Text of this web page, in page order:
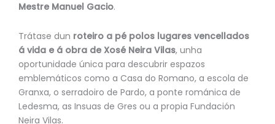
Mestre Manuel Gacio.
Trátase dun roteiro a pé polos lugares vencellados
á vida e á obra de Xosé Neira Vilas, unha
oportunidade única para descubrir espazos
emblemáticos como a Casa do Romano, a escola de
Granxa, o serradoiro de Pardo, a ponte románica de
Ledesma, as Insuas de Gres ou a propia Fundación
Neira Vilas.